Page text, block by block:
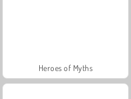
Heroes of Myths